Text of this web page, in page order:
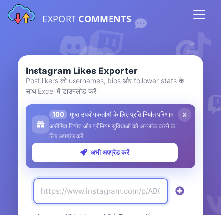
EXPORT COMMENTS
Instagram Likes Exporter
Post likers को usernames, bios और follower stats के
साथ Excel में डाउनलोड करें
100 मुफ्त उपयोगकर्ताओं के लिए प्रति निर्यात परिणाम
असीमित निर्यात और प्रीमियम सुविधाओं को अनलॉक करने के
लिए अपग्रेड करें
अभी अपग्रेड करें